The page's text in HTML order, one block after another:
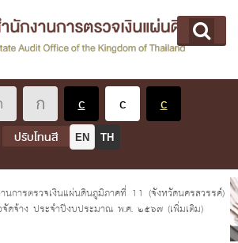
นแผ่นดิน
กี่ยวกับการตรวจเงินแผ่นดิน
ดิน
ทรัพยากรบุคคล
ปรับโทนสี EN TH
นการตรวจเงินแผ่นดินภูมิภาคที่ 11 (จังหวัดนครสวรรค์)
จัดจ้าง ประจำปีงบประมาณ พ.ศ. ๒๕๖๗ (เพิ่มเติม)